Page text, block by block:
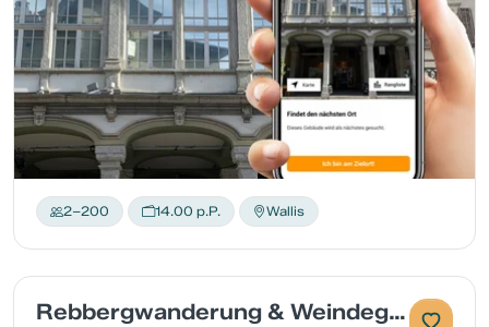
2–200 14.00 p.P. Wallis
Rebbergwanderung & Weindegustation